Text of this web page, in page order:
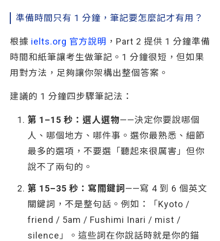
準備時間只有 1 分鐘，筆記要怎麼記才有用？
根據 ielts.org 官方說明 ，Part 2 提供 1 分鐘準備
時間和紙筆讓考生做筆記。1 分鐘很短，但如果
用對方法，足夠讓你架構出整個答案。
建議的 1 分鐘四步驟筆記法：
第 1–15 秒：選人選物——決定你要說哪個
人、哪個地方、哪件事。選你最熟悉、細節
最多的選項，不要選「聽起來很厲害」但你
說不了兩句的。
第 15–35 秒：寫關鍵詞 ——寫 4 到 6 個英文
關鍵詞，不是整句話。例如：「Kyoto /
friend / 5am / Fushimi Inari / mist /
silence」。這些詞在你說話時就是你的錨